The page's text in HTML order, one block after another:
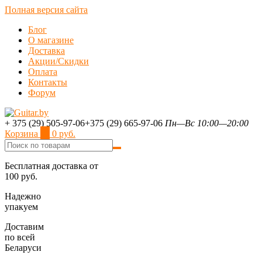
Полная версия сайта
Блог
О магазине
Доставка
Акции/Скидки
Оплата
Контакты
Форум
+ 375 (29) 505-97-06+375 (29) 665-97-06 Пн—Вс 10:00—20:00
Корзина
0 руб.
Бесплатная доставка от
100 руб.
Надежно
упакуем
Доставим
по всей
Беларуси